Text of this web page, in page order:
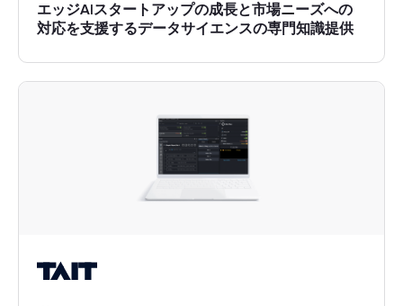
エッジAIスタートアップの成長と市場ニーズへの
対応を支援するデータサイエンスの専門知識提供